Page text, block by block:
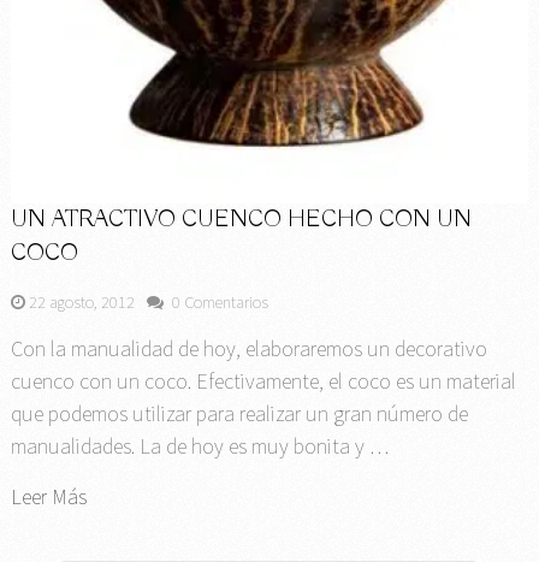
UN ATRACTIVO CUENCO HECHO CON UN
COCO
22 agosto, 2012 0 Comentarios
Con la manualidad de hoy, elaboraremos un decorativo
cuenco con un coco. Efectivamente, el coco es un material
que podemos utilizar para realizar un gran número de
manualidades. La de hoy es muy bonita y …
Leer Más